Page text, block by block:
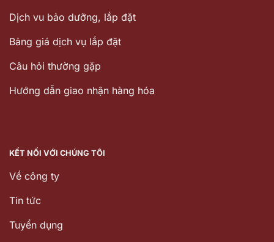
Dịch vu bảo dưỡng, lắp đặt
Bảng giá dịch vụ lắp đặt
Câu hỏi thường gặp
Hướng dẫn giao nhận hàng hóa
KẾT NỐI VỚI CHÚNG TÔI
Về công ty
Tin tức
Tuyển dụng